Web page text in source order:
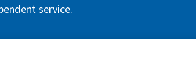
service.